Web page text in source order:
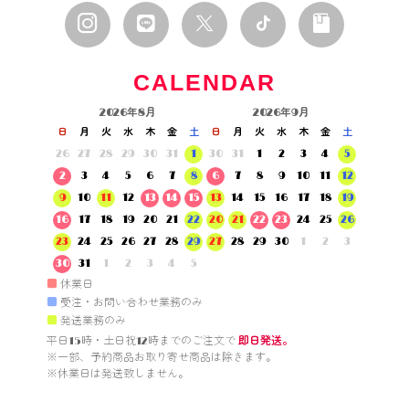
CALENDAR
2026年8月
日 月 火 水 木 金
土
26
27 28 29 30 31
1
2
3 4 5 6 7
8
9
10 11 12 13 14
15
16
17 18 19 20 21
22
23
24 25 26 27 28
29
30
31 1 2 3 4 5
2026年9月
日 月 火 水 木 金
土
30
31 1 2 3 4
5
6
7 8 9 10 11
12
13
14 15 16 17 18
19
20
21 22 23 24 25
26
27
28 29 30 1 2 3
■ 休業日
■ 受注・お問い合わせ業務のみ
■ 発送業務のみ
平日15時・土日祝12時までのご注文で 即日発送。
※一部、予約商品お取り寄せ商品は除きます。
※休業日は発送致しません。